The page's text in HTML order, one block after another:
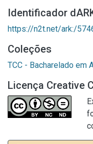
Identificador
https://n2t.net/ark:/
Coleções
TCC - Bacharelado em
Licença Creative